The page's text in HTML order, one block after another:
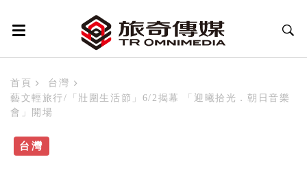
首頁
台灣
藝文輕旅行/「壯圍生活節」6/2揭幕 「迎曦拾光．朝日音樂
會」開場
台灣